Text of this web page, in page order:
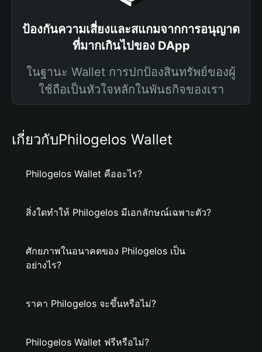
ป้องกันความเสี่ยงและสแกมจากการอนุญาต
ที่มากเกินไปของ DApp
ในฐานะ Wallet การปกป้องสินทรัพย์ของผู้
ใช้ถือเป็นหัวใจหลักในพันธกิจของเรา
เกี่ยวกับPhilogelos Wallet
Philogelos Wallet คืออะไร?
สิ่งใดทำให้ Philogelos มีเอกลักษณ์เฉพาะตัว?
ศักยภาพในอนาคตของ Philogelos เป็น
อย่างไร?
ราคา Philogelos จะขึ้นหรือไม่?
Philogelos Wallet ฟรีหรือไม่?